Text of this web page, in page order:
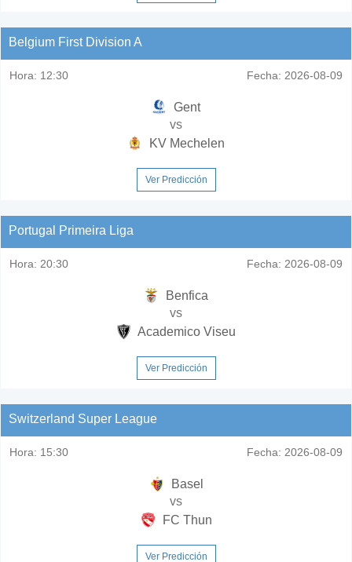
Belgium First Division A
Hora: 12:30 Fecha: 2026-08-09
Gent
vs
KV Mechelen
Ver Predicción
Portugal Primeira Liga
Hora: 20:30 Fecha: 2026-08-09
Benfica
vs
Academico Viseu
Ver Predicción
Switzerland Super League
Hora: 15:30 Fecha: 2026-08-09
Basel
vs
FC Thun
Ver Predicción